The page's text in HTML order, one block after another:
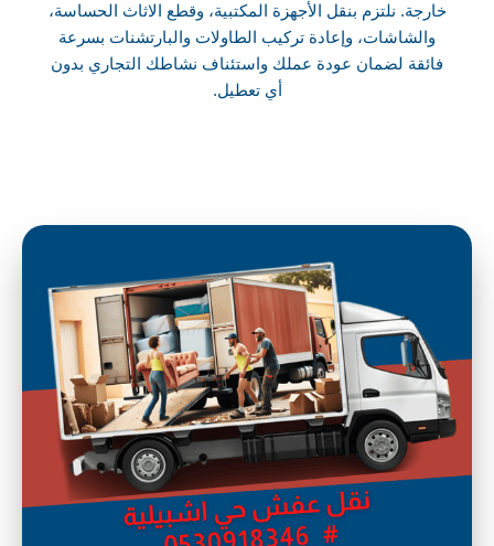
خارجة. نلتزم بنقل الأجهزة المكتبية، وقطع الاثاث الحساسة،
والشاشات، وإعادة تركيب الطاولات والبارتشنات بسرعة
فائقة لضمان عودة عملك واستئناف نشاطك التجاري بدون
أي تعطيل.